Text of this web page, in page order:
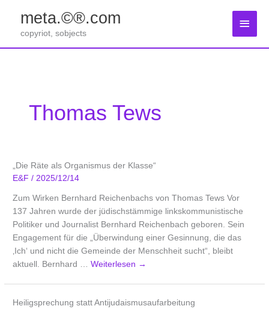
springen
meta.©®.com
copyriot, sobjects
Thomas Tews
„Die Räte als Organismus der Klasse“
E&F/ 2025/12/14
Zum Wirken Bernhard Reichenbachs von Thomas Tews Vor
137 Jahren wurde der jüdischstämmige linkskommunistische
Politiker und Journalist Bernhard Reichenbach geboren. Sein
Engagement für die „Überwindung einer Gesinnung, die das
‚Ich‘ und nicht die Gemeinde der Menschheit sucht“, bleibt
aktuell. Bernhard …Weiterlesen →
Heiligsprechung statt Antijudaismusaufarbeitung